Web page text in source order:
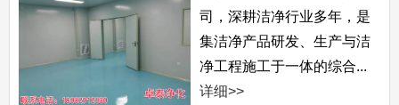
司，深耕洁净行业多年，是
集洁净产品研发、生产与洁
净工程施工于一体的综合...
详细>>